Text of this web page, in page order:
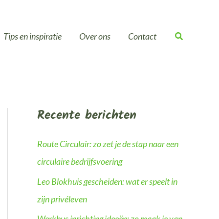
Tips en inspiratie Over ons Contact
Recente berichten
Route Circulair: zo zet je de stap naar een
circulaire bedrijfsvoering
Leo Blokhuis gescheiden: wat er speelt in
zijn privéleven